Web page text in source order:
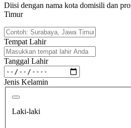
Diisi dengan nama kota domisili dan
Timur
Tempat Lahir
Tanggal Lahir
Jenis Kelamin
Laki-laki